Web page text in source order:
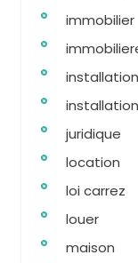
immobilier
installation
juridique
location
loi carrez
louer
maison